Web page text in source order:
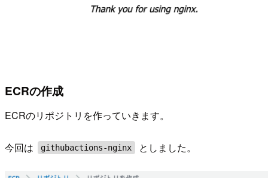
ECRの作成
ECRのリポジトリを作っていきます。
今回は githubactions-nginx としました。